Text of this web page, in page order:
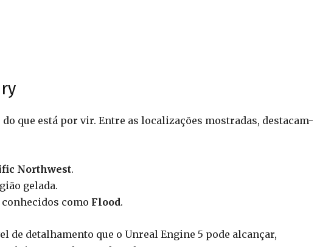
que está por vir. Entre as localizações mostradas, destacam-
Northwest.
gelada.
como Flood.
detalhamento que o Unreal Engine 5 pode alcançar,